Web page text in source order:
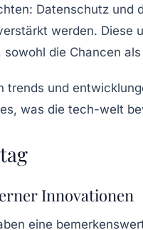
Datenschutz und
werden.
die Chancen
Innovationen
eine